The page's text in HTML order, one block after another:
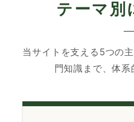
テーマ別
当サイトを支える5つの
門知識まで、体系